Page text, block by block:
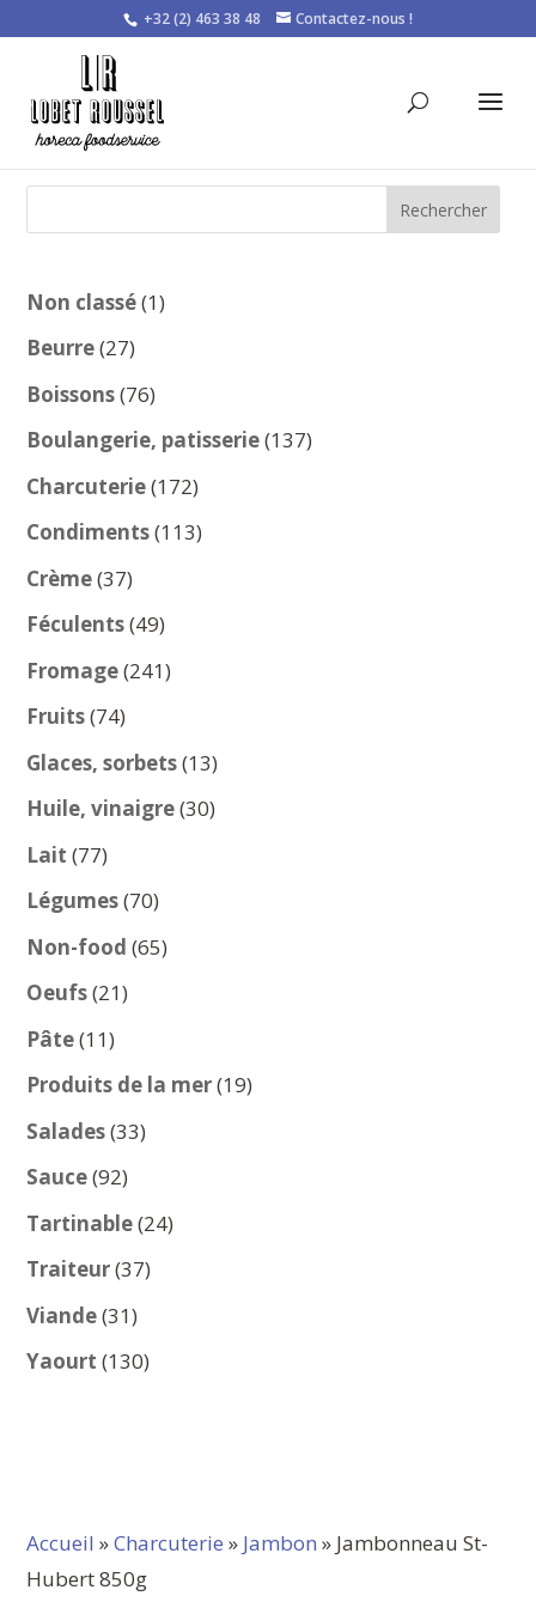
+32 (2) 463 38 48 Contactez-nous !
Rechercher
Non classé 11
Beurre 2727
produits
Boissons 7676
produits
Boulangerie, patisserie 137137
Charcuterie 172172
produits
Condiments 113113
Crème 3737
produits
Féculents 4949
produits
Fromage 241241
Fruits 7474
produits
Glaces, sorbets 1313
produits
Huile, vinaigre 3030
Lait 7777
produits
Légumes 7070
produits
Non-food 6565
Oeufs 2121
Pâte 1111
produits
Produits de la mer 1919
Salades 3333
Sauce 9292
produits
Tartinable 2424
Traiteur 3737
Viande 3131
produits
Yaourt 130130
Accueil »Charcuterie » Jambon » Jambonneau St-
Hubert 850g